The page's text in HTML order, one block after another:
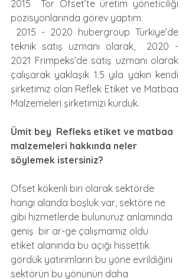
2015  Tor Ofset’te üretim yöneticiliği
pozisyonlarında görev yaptım.
teknik satış uzmanı olarak,  2020 -
2021 Frimpeks’de satış uzmanı olarak
çalışarak yaklaşık 1.5 yıla yakın kendi
şirketimiz olan Reflek Etiket ve Matbaa
Malzemeleri şirketimizi kurduk.
Ümit bey  Refleks etiket ve matbaa
malzemeleri hakkında neler
söylemek istersiniz?
Ofset kökenli biri olarak sektörde
hangi alanda boşluk var, sektöre ne
gibi hizmetlerde bulunuruz anlamında
geniş  bir ar-ge çalışmamız oldu
etiket alanında bu açığı hissettik
gördük yatırımların bu yöne evrildiğini
sektörün bu yönünün daha